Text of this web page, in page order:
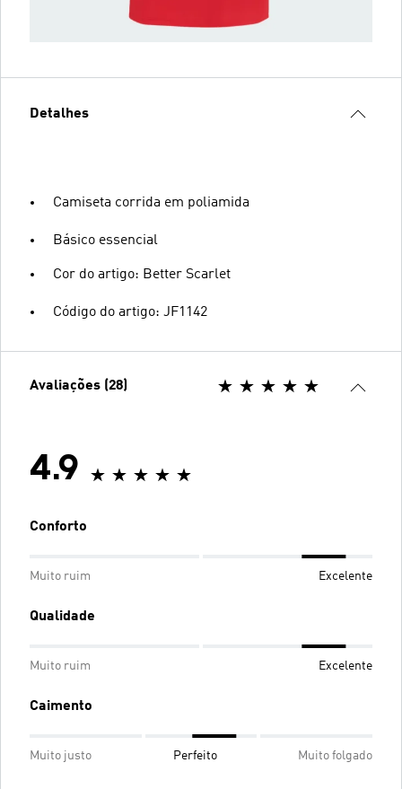
Detalhes
Camiseta corrida em poliamida
Básico essencial
Cor do artigo: Better Scarlet
Código do artigo: JF1142
Avaliações (28)
4.9
Conforto
Muito ruim Excelente
Qualidade
Muito ruim Excelente
Caimento
Muito justo Perfeito Muito folgado